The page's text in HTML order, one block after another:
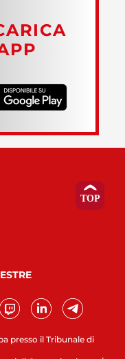
presso il Tribunale di